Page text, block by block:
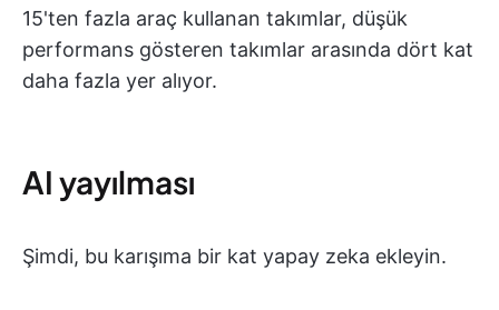
15'ten fazla araç kullanan takımlar, düşük
performans gösteren takımlar arasında dört kat
daha fazla yer alıyor.
AI yayılması
Şimdi, bu karışıma bir kat yapay zeka ekleyin.